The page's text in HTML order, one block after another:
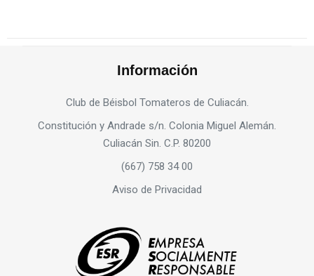
Información
Club de Béisbol Tomateros de Culiacán.
Constitución y Andrade s/n. Colonia Miguel Alemán.
Culiacán Sin. C.P. 80200
(667) 758 34 00
Aviso de Privacidad